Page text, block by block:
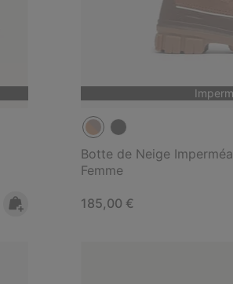
Botte de Neige
Femme
Regular price:
185,00 €